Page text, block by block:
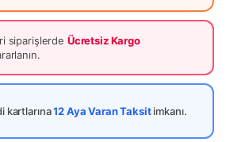
siparişlerde Ücretsiz Kargo
kartlarına12 Aya Varan Taksitimkanı.